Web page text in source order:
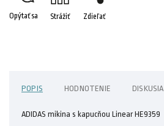
Opýtať sa Strážiť Zdieľať
POPIS HODNOTENIE DISKUSIA
ADIDAS mikina s kapucňou Linear HE9359